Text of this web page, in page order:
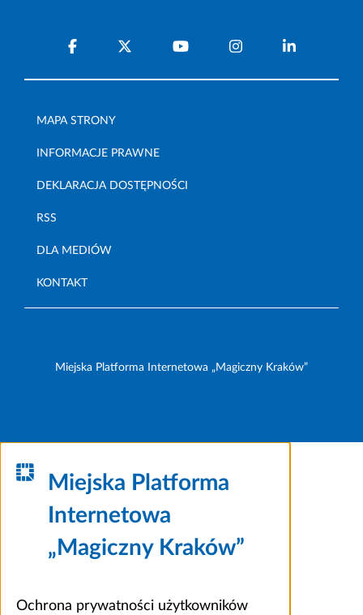
MAPA STRONY
INFORMACJE PRAWNE
DEKLARACJA DOSTĘPNOŚCI
RSS
DLA MEDIÓW
KONTAKT
Miejska Platforma Internetowa „Magiczny Kraków”
Miejska Platforma
Internetowa
„Magiczny Kraków”
Ochrona prywatności użytkowników